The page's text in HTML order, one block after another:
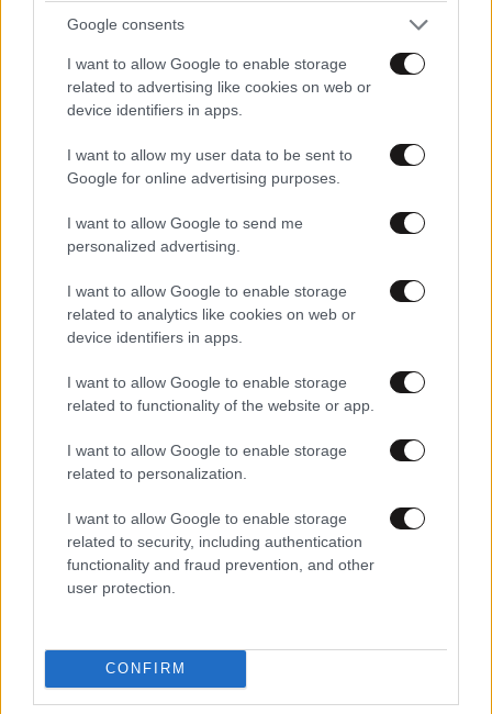
Google consents
I want to allow Google to enable storage
related to advertising like cookies on web or
device identifiers in apps.
I want to allow my user data to be sent to
Google for online advertising purposes.
I want to allow Google to send me
personalized advertising.
I want to allow Google to enable storage
related to analytics like cookies on web or
device identifiers in apps.
I want to allow Google to enable storage
related to functionality of the website or app.
I want to allow Google to enable storage
related to personalization.
I want to allow Google to enable storage
related to security, including authentication
functionality and fraud prevention, and other
user protection.
CONFIRM
Συντετριμμένος ο πατέρας και σύζυγος των
θυμάτων στο τροχαίο στις Σέρρες: «Έχασα και
τη γυναίκα και το παιδί μου, τα έχασα όλα»
ΔΙΑΤΡΟΦΗ07·08·2026 08:32
5 ροφήματα που μπορείτε να πίνετε πριν τον
ύπνο για καλύτερα επίπεδα σακχάρου στο αίμα